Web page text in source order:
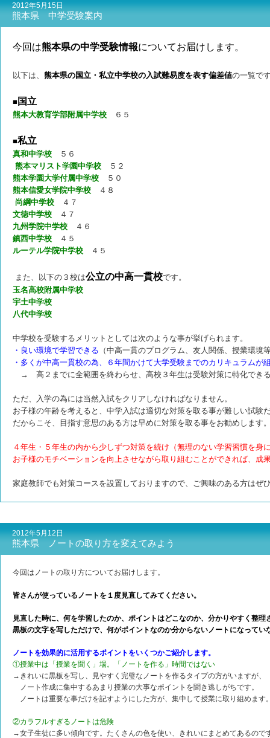
2012年5月15日
熊本県 中学受験案内
今回は熊本県の中学受験情報についてお届けします。
以下は、 熊本県の国立・私立中学校の入試難易度を表す偏差値の一覧で
■ 国立
熊本大教育学部附属中学校 ６５
■私立
真和中学校 ５６
熊本マリスト学園中学校 ５２
熊本学園大学付属中学校 ５０
熊本信愛女学院中学校 ４８
尚綱中学校 ４７
文徳中学校 ４７
九州学院中学校 ４６
鎮西中学校 ４５
ルーテル学院中学校 ４５
また、以下の３校は公立の中高一貫校です。
玉名高校附属中学校
宇土中学校
八代中学校
中学校を受験するメリットとしては次のような事が挙げられます。
・良い環境で学習できる （中高一貫のプログラム、友人関係、授業環境
・多くが中高一貫校の為、６年間かけて大学受験までのカリキュラムが
→ 高２までに全範囲を終わらせ、高校３年生は受験対策に特化でき
ただ、入学の為には当然入試をクリアしなければなりません。
お子様の年齢を考えると、中学入試は適切な対策を取る事が難しい試験
だからこそ、目指す意思のある方は早めに対策を取る事をお勧めします
４年生・５年生の内から少しずつ対策を続け（無理のない学習習慣を身
お子様のモチベーションを向上させながら取り組むことができれば、成
家庭教師でも対策コースを設置しておりますので、ご興味のある方はぜ
2012年5月12日
熊本県 ノートの取り方を変えてみよう
今回はノートの取り方についてお届けします。
皆さんが使っているノートを１度見直してみてください。
見直した時に、何を学習したのか、ポイントはどこなのか、分かりやすく整理
黒板の文字を写しただけで、何がポイントなのか分からないノートになってい
ノートを効果的に活用するポイントをいくつかご紹介します。
①授業中は「授業を聞く」場。「ノートを作る」時間ではない
→きれいに黒板を写し、見やすく完璧なノートを作るタイプの方がいますが、
ノート作成に集中するあまり授業の大事なポイントを聞き逃しがちです。
ノートは重要な事だけを記すようにした方が、集中して授業に取り組めます
②カラフルすぎるノートは危険
→女子生徒に多い傾向です。たくさんの色を使い、きれいにまとめてあるので